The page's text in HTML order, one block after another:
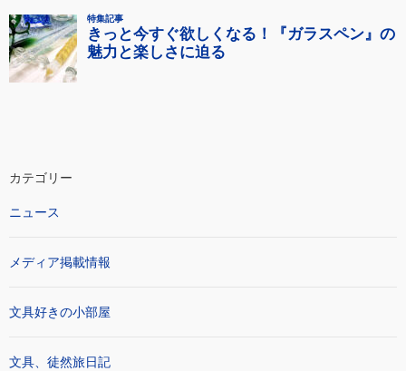
カテゴリー
ニュース
メディア掲載情報
文具好きの小部屋
文具、徒然旅日記